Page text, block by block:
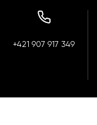
+421 907 917 349